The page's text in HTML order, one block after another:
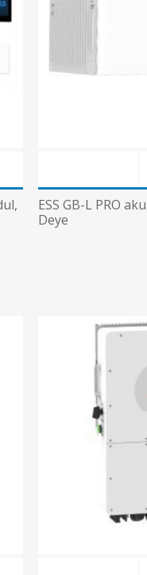
ESS GB-L PRO
Deye